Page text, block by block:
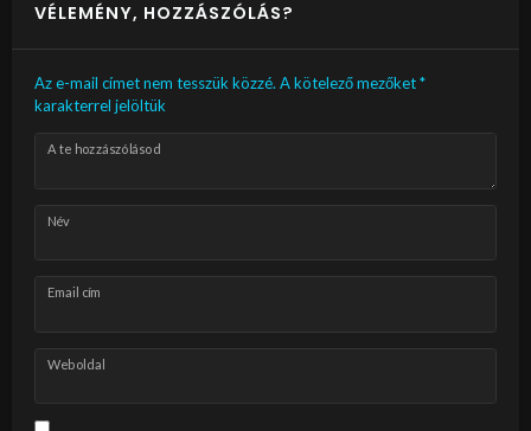
VÉLEMÉNY, HOZZÁSZÓLÁS?
Az e-mail címet nem tesszük közzé. A kötelező mezőket*
karakterrel jelöltük
A te hozzászólásod
Név
Email cím
Weboldal